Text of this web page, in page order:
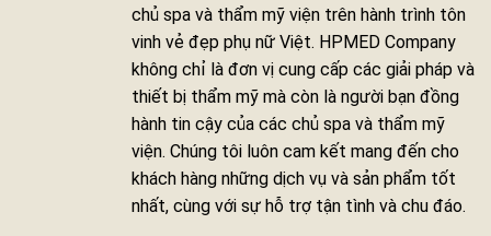
chủ spa và thẩm mỹ viện trên hành trình tôn
vinh vẻ đẹp phụ nữ Việt. HPMED Company
không chỉ là đơn vị cung cấp các giải pháp và
thiết bị thẩm mỹ mà còn là người bạn đồng
hành tin cậy của các chủ spa và thẩm mỹ
viện. Chúng tôi luôn cam kết mang đến cho
khách hàng những dịch vụ và sản phẩm tốt
nhất, cùng với sự hỗ trợ tận tình và chu đáo.